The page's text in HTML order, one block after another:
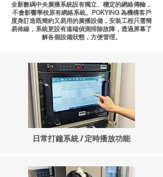
全新數碼中央廣播系統設有獨立、穩定的網絡傳輸，
不會影響學校原有網絡系統。POKYING 為機構客戶
度身訂造既簡約又易用的廣播設備，安裝工程只需簡
易佈線，系統更設有遠端偵測排除故障，透過屏幕了
解各個設備狀態，方便管理。
日常打鐘系統 / 定時播放功能